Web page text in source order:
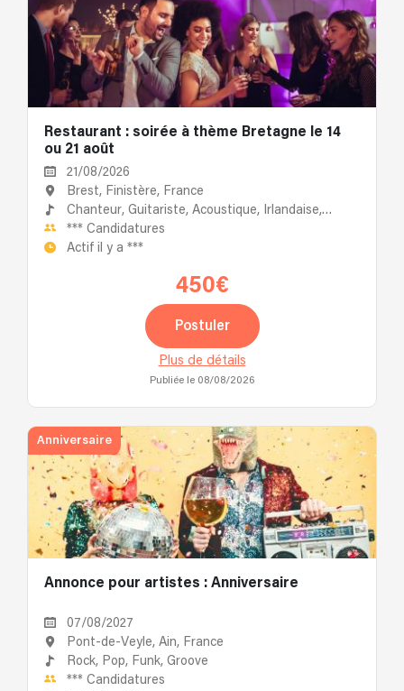
Restaurant : soirée à thème Bretagne le 14
ou 21 août
21/08/2026
Brest, Finistère, France
Chanteur, Guitariste, Acoustique, Irlandaise,
Accordéoniste
*** Candidatures
Actif il y a ***
450€
Postuler
Plus de détails
Publiée le 08/08/2026
Anniversaire
Annonce pour artistes : Anniversaire
07/08/2027
Pont-de-Veyle, Ain, France
Rock, Pop, Funk, Groove
*** Candidatures